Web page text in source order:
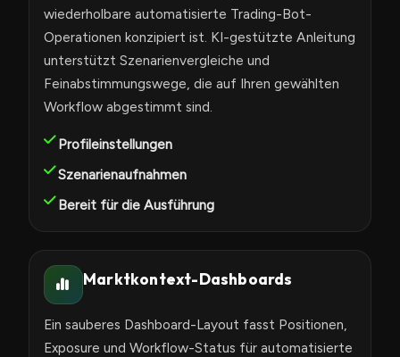
wiederholbare automatisierte Trading-Bot-
Operationen konzipiert ist. KI-gestützte Anleitung
unterstützt Szenarienvergleiche und
Feinabstimmungswege, die auf Ihren gewählten
Workflow abgestimmt sind.
Profileinstellungen
Szenarienaufnahmen
Bereit für die Ausführung
Marktkontext-Dashboards
Ein sauberes Dashboard-Layout fasst Positionen,
Exposure und Workflow-Status für automatisierte